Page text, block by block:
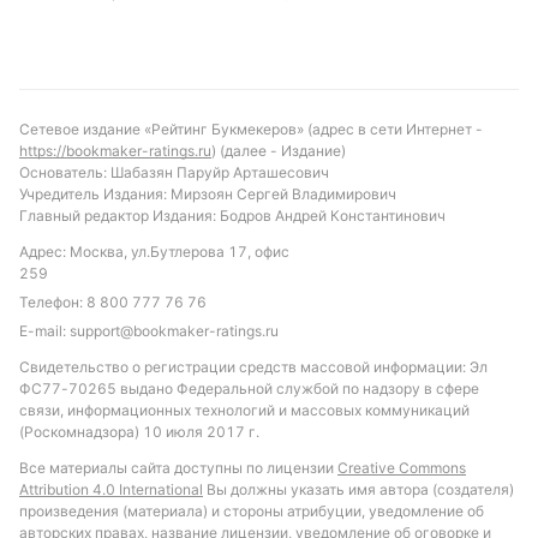
«Дженоа»
Ориентировочный состав: Никола Леали – Аарон
Мартин Кариколь, Йохан Васкес, Брук Нортон-
Каффи, Кони Де Винтер – Мортен Френдруп,
Патрицио Мазини, Мортен Торсбю, Хонест Аханор,
Лиор Каса – Джефф Эхатор.
Потери: Руслан Малиновский, Фабио Миретти.
Коэффициенты
Победа «Наполи» в линии букмекерской конторы
Сетевое издание «Рейтинг Букмекеров» (адрес в сети Интернет -
https://bookmaker-ratings.ru) (далее - Издание)
Основатель: Шабазян Паруйр Арташесович
Учредитель Издания: Мирзоян Сергей Владимирович
Главный редактор Издания: Бодров Андрей Константинович
Адрес: Москва, ул.Бутлерова 17, офис
259
Телефон: 8 800 777 76 76
E-mail: support@bookmaker-ratings.ru
Свидетельство о регистрации средств массовой информации: Эл
ФС77-70265 выдано Федеральной службой по надзору в сфере
связи, информационных технологий и массовых коммуникаций
(Роскомнадзора) 10 июля 2017 г.
Все материалы сайта доступны по лицензии Creative Commons
Attribution 4.0 International Вы должны указать имя автора (создателя)
произведения (материала) и стороны атрибуции, уведомление об
авторских правах, название лицензии, уведомление об оговорке и